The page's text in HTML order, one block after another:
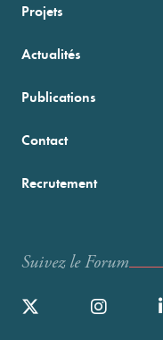
Projets
Actualités
Publications
Contact
Recrutement
Suivez le Forum